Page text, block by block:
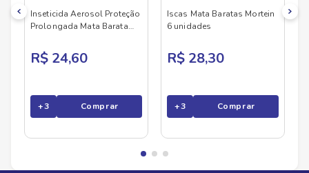
Inseticida Aerosol Proteção
Prolongada Mata Barata
R$ 24,60
+3 Comprar
Iscas Mata Baratas Mortein
6 unidades
R$ 28,30
+3 Comprar